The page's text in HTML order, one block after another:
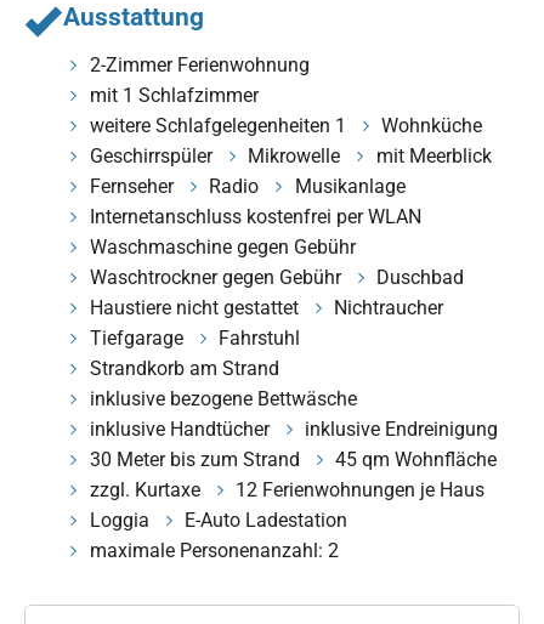
Ausstattung
2-Zimmer Ferienwohnung
mit 1 Schlafzimmer
weitere Schlafgelegenheiten 1
Wohnküche
Geschirrspüler
Mikrowelle
mit Meerblick
Fernseher
Radio
Musikanlage
Internetanschluss kostenfrei per WLAN
Waschmaschine gegen Gebühr
Waschtrockner gegen Gebühr
Duschbad
Haustiere nicht gestattet
Nichtraucher
Tiefgarage
Fahrstuhl
Strandkorb am Strand
inklusive bezogene Bettwäsche
inklusive Handtücher
inklusive Endreinigung
30 Meter bis zum Strand
45 qm Wohnfläche
zzgl. Kurtaxe
12 Ferienwohnungen je Haus
Loggia
E-Auto Ladestation
maximale Personenanzahl: 2